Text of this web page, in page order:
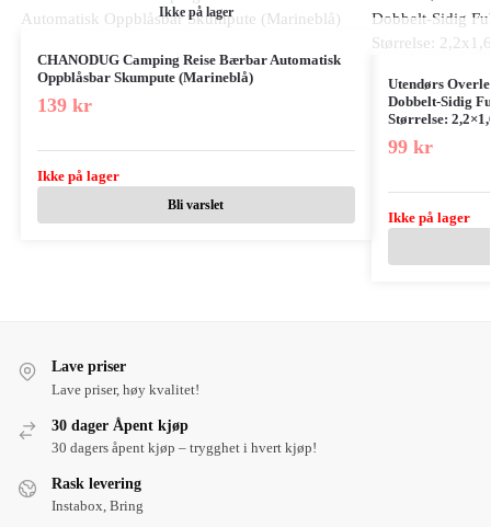
Ikke på lager
CHANODUG Camping Reise Bærbar Automatisk
Oppblåsbar Skumpute (Marineblå)
139 kr
Ikke på lager
Bli varslet
Utendørs
Dobbelt-Sidig
Størrelse:
99 kr
Ikke på lager
Lave priser
Lave priser, høy kvalitet!
30 dager Åpent kjøp
30 dagers åpent kjøp – trygghet i hvert kjøp!
Rask levering
Instabox, Bring